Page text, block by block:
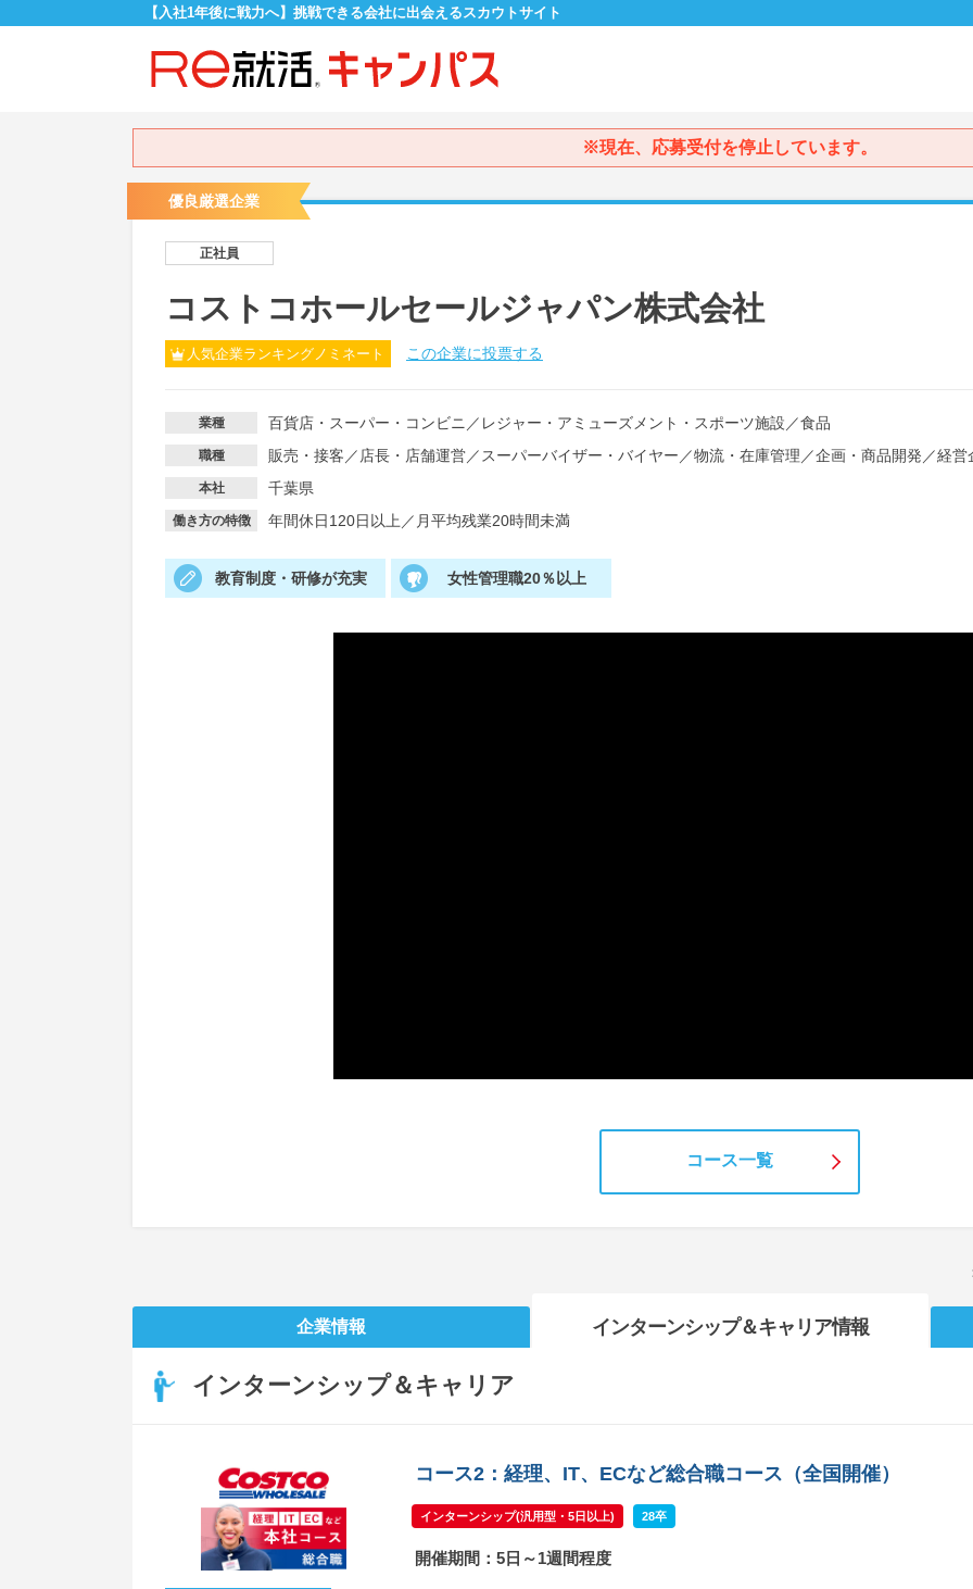
【入社1年後に戦力へ】挑戦できる会社に出会えるスカウトサイト
※現在、応募受付を停止しています。
優良厳選企業
正社員
コストコホールセールジャパン株式会社
人気企業ランキングノミネート この企業に投票する
業種 百貨店・スーパー・コンビニ ／ レジャー・アミューズメント・スポーツ施設 ／食品
職種 販売・接客 ／ 店長・店舗運営／ スーパーバイザー・バイヤー ／物流・在庫管理 ／企画・商品開発 ／経営
本社 千葉県
働き方の特徴 年間休日120日以上 ／ 月平均残業20時間未満
教育制度・研修が充実 女性管理職20％以上
コース一覧
企業情報 インターンシップ＆キャリア情報
インターンシップ＆キャリア
コース2：経理、IT、ECなど総合職コース（全国開催）
インターンシップ(汎用型・5日以上) 28卒
開催期間：5日～1週間程度